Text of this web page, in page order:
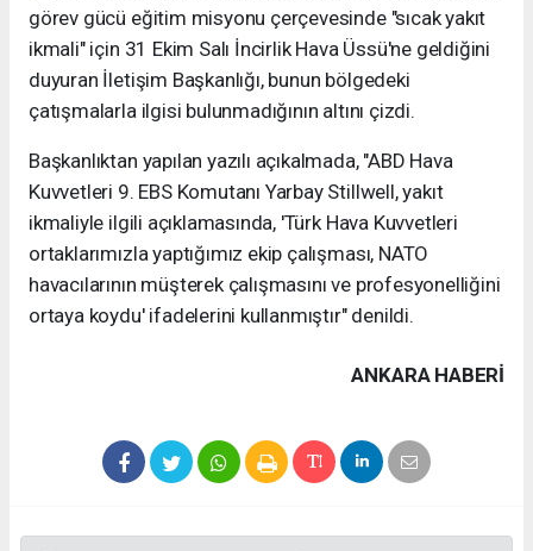
görev gücü eğitim misyonu çerçevesinde "sıcak yakıt
ikmali" için 31 Ekim Salı İncirlik Hava Üssü'ne geldiğini
duyuran İletişim Başkanlığı, bunun bölgedeki
çatışmalarla ilgisi bulunmadığının altını çizdi.
Başkanlıktan yapılan yazılı açıkalmada, "ABD Hava
Kuvvetleri 9. EBS Komutanı Yarbay Stillwell, yakıt
ikmaliyle ilgili açıklamasında, 'Türk Hava Kuvvetleri
ortaklarımızla yaptığımız ekip çalışması, NATO
havacılarının müşterek çalışmasını ve profesyonelliğini
ortaya koydu' ifadelerini kullanmıştır" denildi.
ANKARA HABERİ